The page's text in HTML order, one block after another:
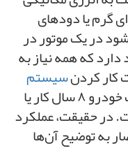
گرم یا دودهای
در یک موتور در
وجود دارد که همه نیاز به
کار کردنسیستم
ولی باز هم عمر مفید یک خودرو ۸ سال کار یا
است. در حقیقت، عملکرد
به توضیح آن‌ها